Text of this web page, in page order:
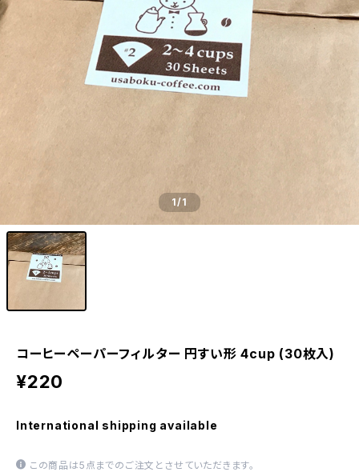
1/1
コーヒーペーパーフィルター 円すい形 4cup (30枚入)
¥220
International shipping available
この商品は5点までのご注文とさせていただきます。